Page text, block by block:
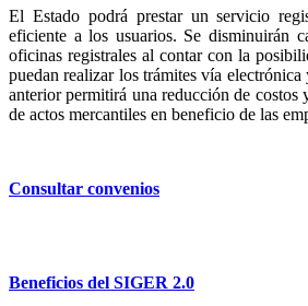
El Estado podrá prestar un servicio
eficiente a los usuarios. Se disminuirán
oficinas registrales al contar con la
puedan realizar los trámites vía
anterior permitirá una reducción de costos
de actos mercantiles en beneficio de las
Consultar convenios
Beneficios del SIGER 2.0